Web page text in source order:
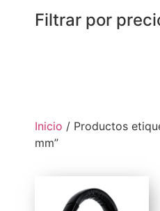
Filtrar por
Inicio / Productos
mm”